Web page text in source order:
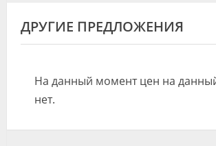
ДРУГИЕ ПРЕДЛОЖЕНИЯ
На данный момент цен на
нет.